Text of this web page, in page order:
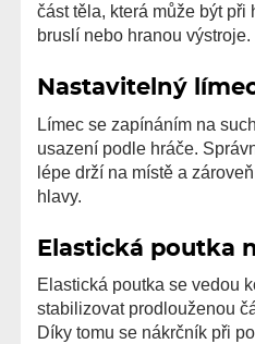
část těla, která může být při
bruslí nebo hranou výstroje.
Nastavitelný
Límec se zapínáním na
usazení podle hráče.
lépe drží na místě a
hlavy.
Elastická poutka
Elastická poutka se vedou
stabilizovat prodlouženou
Díky tomu se nákrčník při